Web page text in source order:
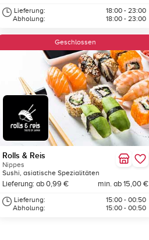
Lieferung:
Abholung:
18:00 - 23:00
18:00 - 23:00
Geschlossen
Rolls & Reis
Nippes
Sushi, asiatische Spezialitäten
Lieferung: ab 0,99 € min. ab 15,00 €
Lieferung:
Abholung:
15:00 - 00:50
15:00 - 00:50